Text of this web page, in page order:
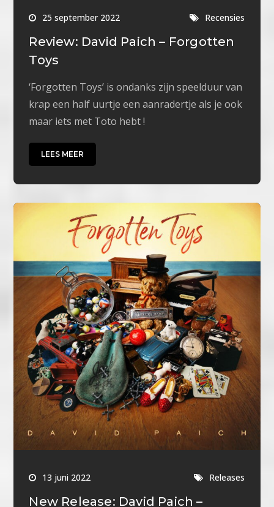
25 september 2022 Recensies
Review: David Paich – Forgotten
Toys
‘Forgotten Toys’ is ondanks zijn speelduur van
krap een half uurtje een aanradertje als je ook
maar iets met Toto hebt !
LEES MEER
13 juni 2022 Releases
New Release: David Paich –